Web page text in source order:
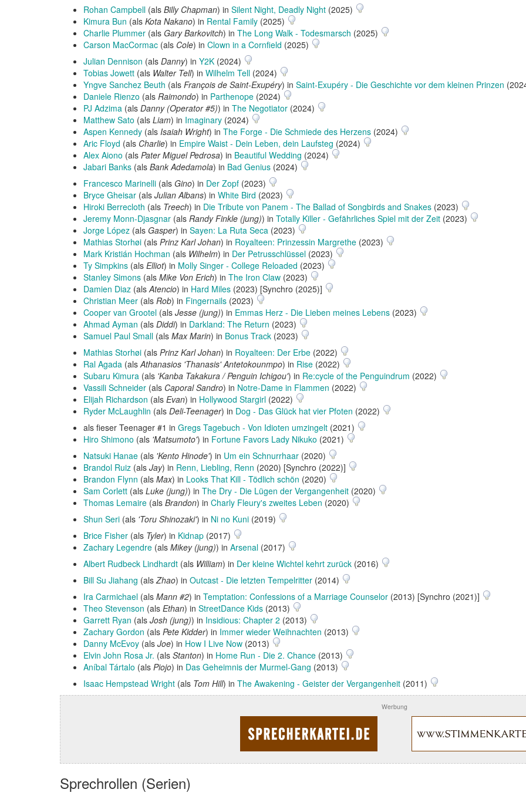
Rohan Campbell (als Billy Chapman) in Silent Night, Deadly Night (2025)
Kimura Bun (als Kota Nakano) in Rental Family (2025)
Charlie Plummer (als Gary Barkovitch) in The Long Walk - Todesmarsch (2025)
Carson MacCormac (als Cole) in Clown in a Cornfield (2025)
Julian Dennison (als Danny) in Y2K (2024)
Tobias Jowett (als Walter Tell) in Wilhelm Tell (2024)
Yngve Sanchez Beuth (als François de Saint-Exupéry) in Saint-Exupéry - Die Geschichte vor dem kleinen Prinzen
Daniele Rienzo (als Raimondo) in Parthenope (2024)
PJ Adzima (als Danny (Operator #5)) in The Negotiator (2024)
Matthew Sato (als Liam) in Imaginary (2024)
Aspen Kennedy (als Isaiah Wright) in The Forge - Die Schmiede des Herzens (2024)
Aric Floyd (als Charlie) in Empire Waist - Dein Leben, dein Laufsteg (2024)
Alex Aiono (als Pater Miguel Pedrosa) in Beautiful Wedding (2024)
Jabari Banks (als Bank Adedamola) in Bad Genius (2024)
Francesco Marinelli (als Gino) in Der Zopf (2023)
Bryce Gheisar (als Julian Albans) in White Bird (2023)
Hiroki Berrecloth (als Treech) in Die Tribute von Panem - The Ballad of Songbirds and Snakes (2023)
Jeremy Monn-Djasgnar (als Randy Finkle (jung)) in Totally Killer - Gefährliches Spiel mit der Zeit (2023)
Jorge López (als Gasper) in Sayen: La Ruta Seca (2023)
Mathias Storhøi (als Prinz Karl Johan) in Royalteen: Prinzessin Margrethe (2023)
Mark Kristián Hochman (als Wilhelm) in Der Petrusschlüssel (2023)
Ty Simpkins (als Elliot) in Molly Singer - College Reloaded (2023)
Stanley Simons (als Mike Von Erich) in The Iron Claw (2023)
Damien Diaz (alsAtencio) in Hard Miles (2023) [Synchro (2025)]
Christian Meer (als Rob) in Fingernails (2023)
Cooper van Grootel (als Jesse (jung)) in Emmas Herz - Die Lieben meines Lebens (2023)
Ahmad Ayman (als Diddi) in Darkland: The Return (2023)
Samuel Paul Small (als Max Marin) in Bonus Track (2023)
Mathias Storhøi (als Prinz Karl Johan) in Royalteen: Der Erbe (2022)
Ral Agada (alsAthanasios 'Thanasis' Antetokounmpo) in Rise (2022)
Subaru Kimura (als 'Kanba Takakura / Penguin Ichigou') in Re:cycle of the Penguindrum (2022)
Vassili Schneider (als Caporal Sandro) in Notre-Dame in Flammen (2022)
Elijah Richardson (als Evan) in Hollywood Stargirl (2022)
Ryder McLaughlin (als Deli-Teenager) in Dog - Das Glück hat vier Pfoten (2022)
als fieser Teenager #1 in Gregs Tagebuch - Von Idioten umzingelt (2021)
Hiro Shimono (als 'Matsumoto') in Fortune Favors Lady Nikuko (2021)
Natsuki Hanae (als 'Kento Hinode') in Um ein Schnurrhaar (2020)
Brandol Ruiz (als Jay) in Renn, Liebling, Renn (2020) [Synchro (2022)]
Brandon Flynn (als Max) in Looks That Kill - Tödlich schön (2020)
Sam Corlett (als Luke (jung)) in The Dry - Die Lügen der Vergangenheit (2020)
Thomas Lemaire (als Brandon) in Charly Fleury's zweites Leben (2020)
Shun Seri (als 'Toru Shinozaki') in Ni no Kuni (2019)
Brice Fisher (als Tyler) in Kidnap (2017)
Zachary Legendre (als Mikey (jung)) in Arsenal (2017)
Albert Rudbeck Lindhardt (als William) in Der kleine Wichtel kehrt zurück (2016)
Bill Su Jiahang (alsZhao) in Outcast - Die letzten Tempelritter (2014)
Ira Carmichael (als Mann #2) in Temptation: Confessions of a Marriage Counselor (2013) [Synchro (2021)]
Theo Stevenson (als Ethan) in StreetDance Kids (2013)
Garrett Ryan (als Josh (jung)) in Insidious: Chapter 2 (2013)
Zachary Gordon (als Pete Kidder) in Immer wieder Weihnachten (2013)
Danny McEvoy (als Joe) in How I Live Now (2013)
Elvin John Rosa Jr. (als Stanton) in Home Run - Die 2. Chance (2013)
Aníbal Tártalo (als Piojo) in Das Geheimnis der Murmel-Gang (2013)
Isaac Hempstead Wright (als Tom Hill) in The Awakening - Geister der Vergangenheit (2011)
Werbung
Sprechrollen (Serien)